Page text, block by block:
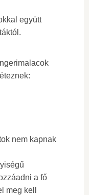
együtt
nem kapnak
a fő
meg kell